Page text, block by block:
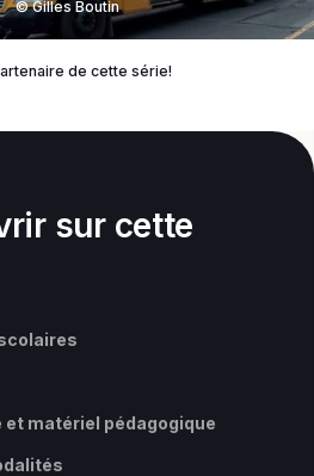
© Gilles Boutin
de cette série!
sur cette
matériel pédagogique